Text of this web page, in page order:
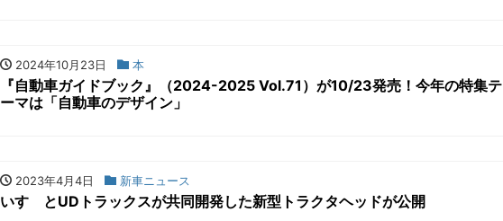
2024年10月23日 本
『自動車ガイドブック』（2024-2025 Vol.71）が10/23発売！今年の特集テ
ーマは「自動車のデザイン」
2023年4月4日 新車ニュース
いすゞとUDトラックスが共同開発した新型トラクタヘッドが公開